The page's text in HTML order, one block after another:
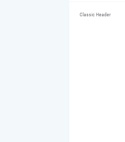
Classic Header